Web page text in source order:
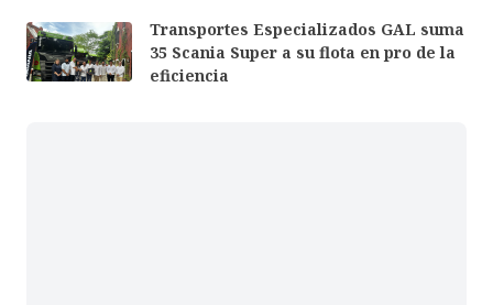
Transportes Especializados GAL suma
35 Scania Super a su flota en pro de la
eficiencia